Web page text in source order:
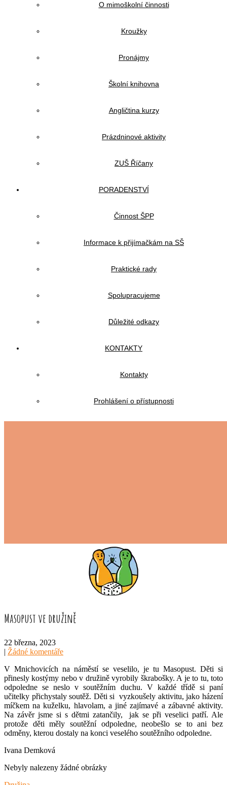
O mimoškolní činnosti
Kroužky
Pronájmy
Školní knihovna
Angličtina kurzy
Prázdninové aktivity
ZUŠ Říčany
PORADENSTVÍ
Činnost ŠPP
Informace k přijímačkám na SŠ
Praktické rady
Spolupracujeme
Důležité odkazy
KONTAKTY
Kontakty
Prohlášení o přístupnosti
Masopust ve družině
22 března, 2023
| Žádné komentáře
V Mnichovicích na náměstí se veselilo, je tu Masopust. Děti si
přinesly kostýmy nebo v družině vyrobily škrabošky. A je to tu, toto
odpoledne se neslo v soutěžním duchu. V každé třídě si paní
učitelky přichystaly soutěž. Děti si vyzkoušely aktivitu, jako házení
míčkem na kuželku, hlavolam, a jiné zajímavé a zábavné aktivity.
Na závěr jsme si s dětmi zatančily, jak se při veselici patří. Ale
protože děti měly soutěžní odpoledne, neobešlo se to ani bez
odměny, kterou dostaly na konci veselého soutěžního odpoledne.
Ivana Demková
Nebyly nalezeny žádné obrázky